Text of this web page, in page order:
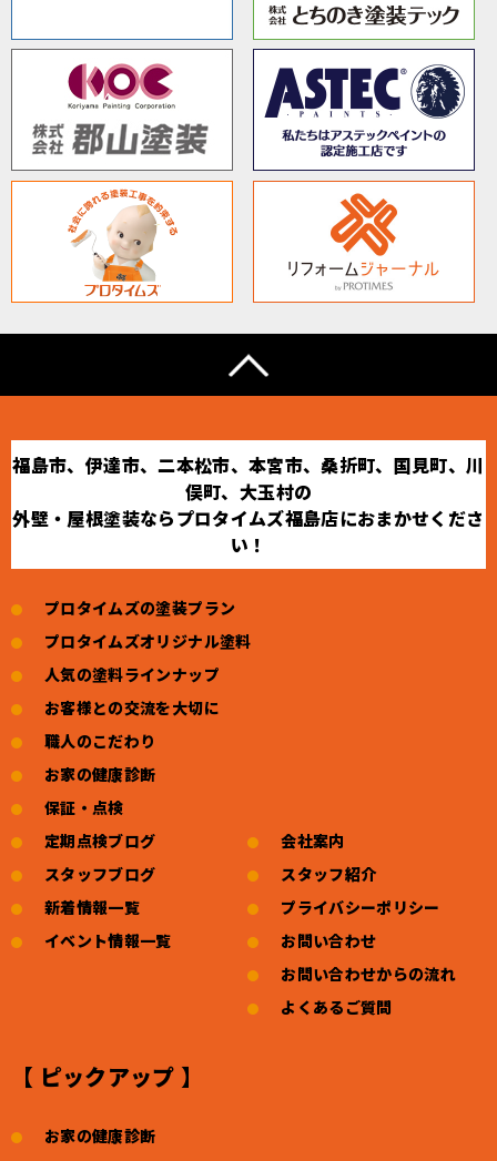
福島市、伊達市、二本松市、本宮市、桑折町、国見町、川
俣町、大玉村の
外壁・屋根塗装ならプロタイムズ福島店におまかせくださ
い！
プロタイムズの塗装プラン
プロタイムズオリジナル塗料
人気の塗料ラインナップ
お客様との交流を大切に
職人のこだわり
お家の健康診断
保証・点検
定期点検ブログ
スタッフブログ
新着情報一覧
イベント情報一覧
会社案内
スタッフ紹介
プライバシーポリシー
お問い合わせ
お問い合わせからの流れ
よくあるご質問
【 ピックアップ 】
お家の健康診断